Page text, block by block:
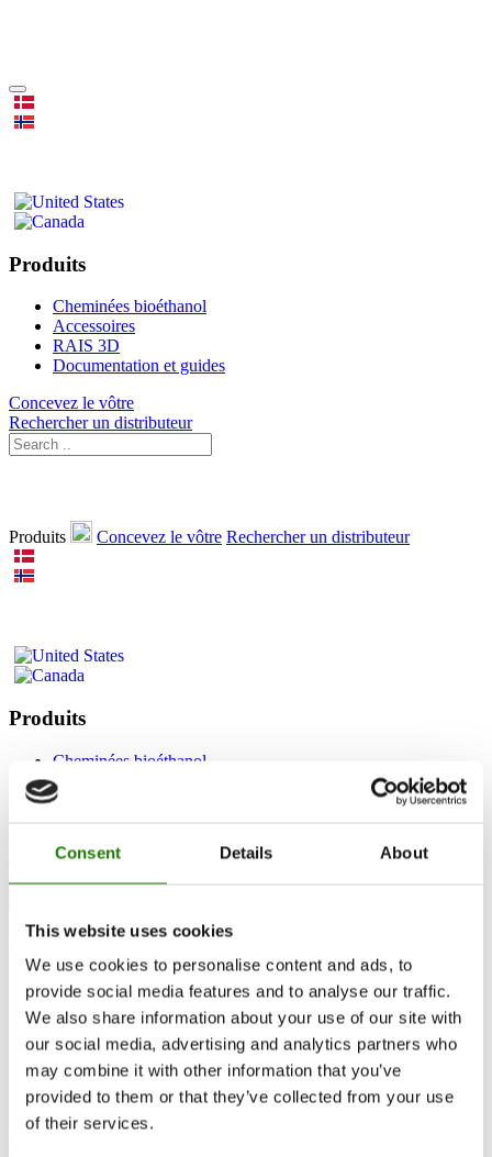
Consent Details About
This website uses cookies
We use cookies to personalise content and ads, to
provide social media features and to analyse our traffic.
We also share information about your use of our site with
our social media, advertising and analytics partners who
may combine it with other information that you’ve
provided to them or that they’ve collected from your use
of their services.
Produits
Cheminées bioéthanol
Accessoires
RAIS 3D
Documentation et guides
Concevez le vôtre
Rechercher un distributeur
Produits Concevez le vôtre Rechercher un distributeur
Produits
Cheminées bioéthanol
Accessoires
RAIS 3D
Rechercher un distributeur
Viva L 160 Bio
Documentation et guides
Documentation
Cheminées bioéthanol
Viva L 160 Bio